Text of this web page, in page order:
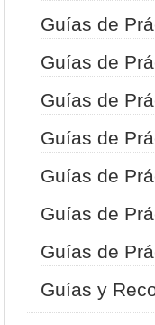
Guías de
Guías de
Guías de
Guías de
Guías de
Guías de
Guías de
Guías y